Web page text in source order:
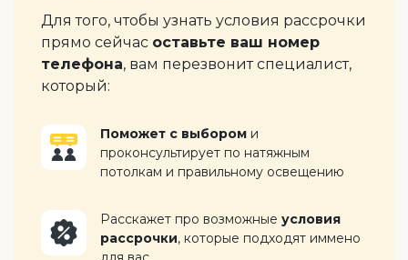
Для того, чтобы узнать условия рассрочки
прямо сейчас оставьте ваш номер
телефона, вам перезвонит специалист,
который:
Поможет с выбором и
проконсультирует по натяжным
потолкам и правильному освещению
Расскажет про возможные условия
рассрочки, которые подходят иммено